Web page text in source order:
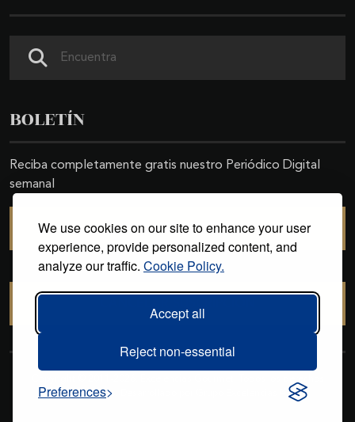
We use cookies on our site to enhance your user
experience, provide personalized content, and
analyze our traffic. Cookie Policy.
Accept all
Reject non-essential
Preferences
BOLETÍN
Reciba completamente gratis nuestro Periódico Digital
semanal
SUSCRIBIRSE
reservados. Desarrollado por
.